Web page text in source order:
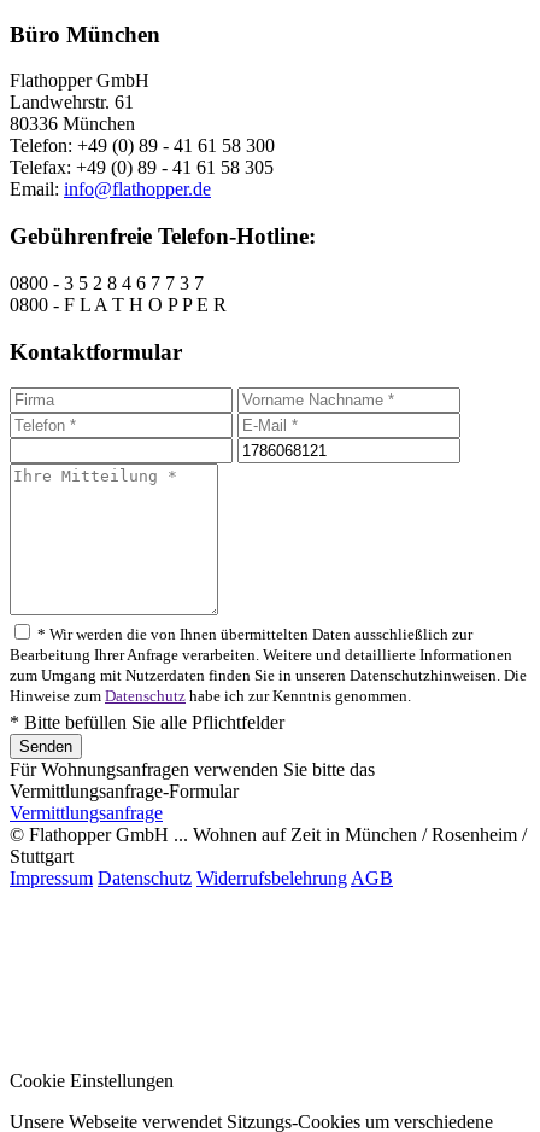
Büro München
Flathopper GmbH
Landwehrstr. 61
80336 München
Telefon: +49 (0) 89 - 41 61 58 300
Telefax: +49 (0) 89 - 41 61 58 305
Email: info@flathopper.de
Gebührenfreie Telefon-Hotline:
0800 - 3 5 2 8 4 6 7 7 3 7
0800 - F L A T H O P P E R
Kontaktformular
* Wir werden die von Ihnen übermittelten Daten ausschließlich zur
Bearbeitung Ihrer Anfrage verarbeiten. Weitere und detaillierte Informationen
zum Umgang mit Nutzerdaten finden Sie in unseren Datenschutzhinweisen. Die
Hinweise zum Datenschutz habe ich zur Kenntnis genommen.
* Bitte befüllen Sie alle Pflichtfelder
Für Wohnungsanfragen verwenden Sie bitte das
Vermittlungsanfrage-Formular
Vermittlungsanfrage
© Flathopper GmbH ... Wohnen auf Zeit in München / Rosenheim /
Stuttgart
Impressum Datenschutz Widerrufsbelehrung AGB
Cookie Einstellungen
Unsere Webseite verwendet Sitzungs-Cookies um verschiedene